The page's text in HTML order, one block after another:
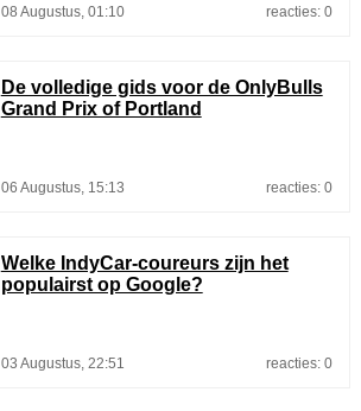
08 Augustus, 01:10 reacties: 0
De volledige gids voor de OnlyBulls
Grand Prix of Portland
06 Augustus, 15:13 reacties: 0
Welke IndyCar-coureurs zijn het
populairst op Google?
03 Augustus, 22:51 reacties: 0